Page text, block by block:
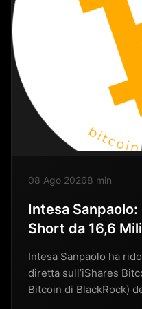
08 Ago 20268 min
Intesa
Short da 16,6
Intesa Sanpaolo ha
diretta sull’iShares
Bitcoin di BlackRock)